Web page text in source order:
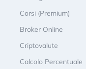
Corsi (Premium)
Broker Online
Criptovalute
Calcolo Percentuale